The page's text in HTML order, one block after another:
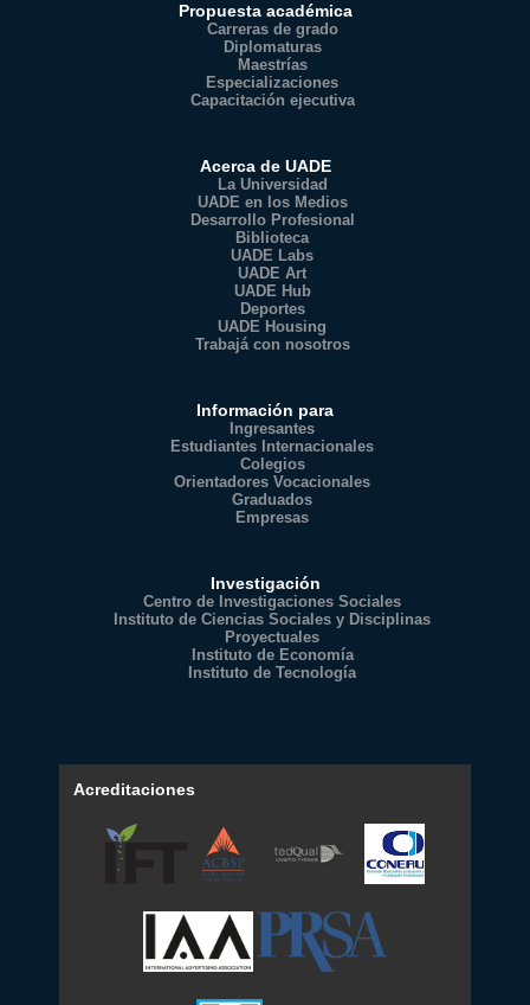
Propuesta académica
Carreras de grado
Diplomaturas
Maestrías
Especializaciones
Capacitación ejecutiva
Acerca de UADE
La Universidad
UADE en los Medios
Desarrollo Profesional
Biblioteca
UADE Labs
UADE Art
UADE Hub
Deportes
UADE Housing
Trabajá con nosotros
Información para
Ingresantes
Estudiantes Internacionales
Colegios
Orientadores Vocacionales
Graduados
Empresas
Investigación
Centro de Investigaciones Sociales
Instituto de Ciencias Sociales y Disciplinas
Proyectuales
Instituto de Economía
Instituto de Tecnología
Acreditaciones